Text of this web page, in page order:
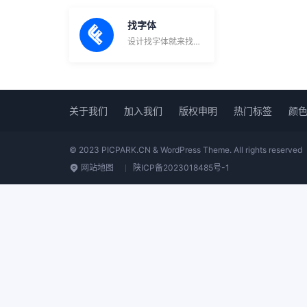
找字体
设计找字体就来找字体，海量无版权字体，找字体只为…
关于我们 加入我们 版权申明 热门标签 颜
© 2023 PICPARK.CN & WordPress Theme. All rights reserved
网站地图
陕ICP备2023018485号-1